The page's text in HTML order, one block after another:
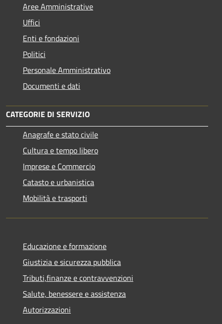
Aree Amministrative
Uffici
Enti e fondazioni
Politici
Personale Amministrativo
Documenti e dati
CATEGORIE DI SERVIZIO
Anagrafe e stato civile
Cultura e tempo libero
Imprese e Commercio
Catasto e urbanistica
Mobilità e trasporti
Educazione e formazione
Giustizia e sicurezza pubblica
Tributi,finanze e contravvenzioni
Salute, benessere e assistenza
Autorizzazioni